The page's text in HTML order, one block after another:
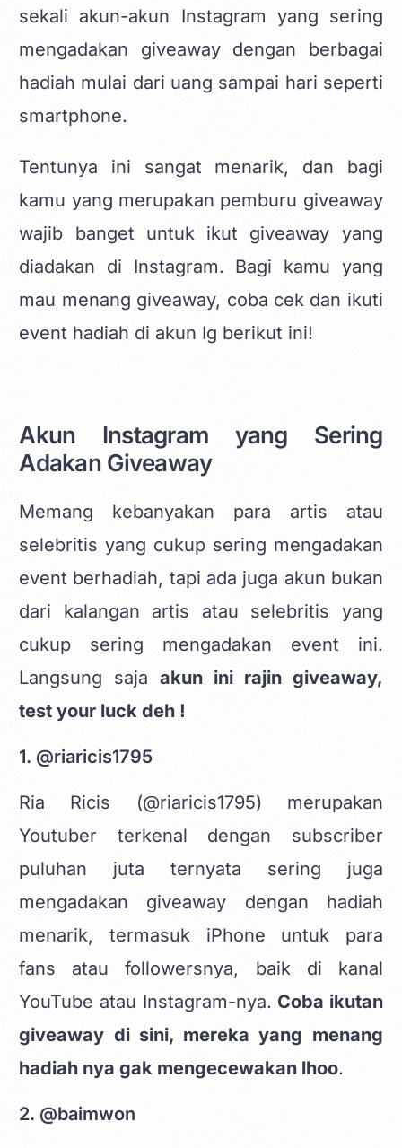
sekali akun-akun Instagram yang sering
mengadakan giveaway dengan berbagai
hadiah mulai dari uang sampai hari seperti
smartphone.
Tentunya ini sangat menarik, dan bagi
kamu yang merupakan pemburu giveaway
wajib banget untuk ikut giveaway yang
diadakan di Instagram. Bagi kamu yang
mau menang giveaway, coba cek dan ikuti
event hadiah di akun Ig berikut ini!
Akun Instagram yang Sering
Adakan Giveaway
Memang kebanyakan para artis atau
selebritis yang cukup sering mengadakan
event berhadiah, tapi ada juga akun bukan
dari kalangan artis atau selebritis yang
cukup sering mengadakan event ini.
Langsung sajaakun ini rajin giveaway,
test your luck deh !
1. @riaricis1795
Ria Ricis (@riaricis1795) merupakan
Youtuber terkenal dengan subscriber
puluhan juta ternyata sering juga
mengadakan giveaway dengan hadiah
menarik, termasuk iPhone untuk para
fans atau followersnya, baik di kanal
YouTube atau Instagram-nya. Coba ikutan
giveaway di sini, mereka yang menang
hadiah nya gak mengecewakan lhoo.
2. @baimwon